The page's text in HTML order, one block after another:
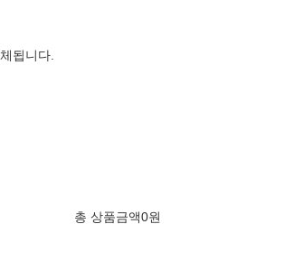
됩니다.
총 상품금액0원